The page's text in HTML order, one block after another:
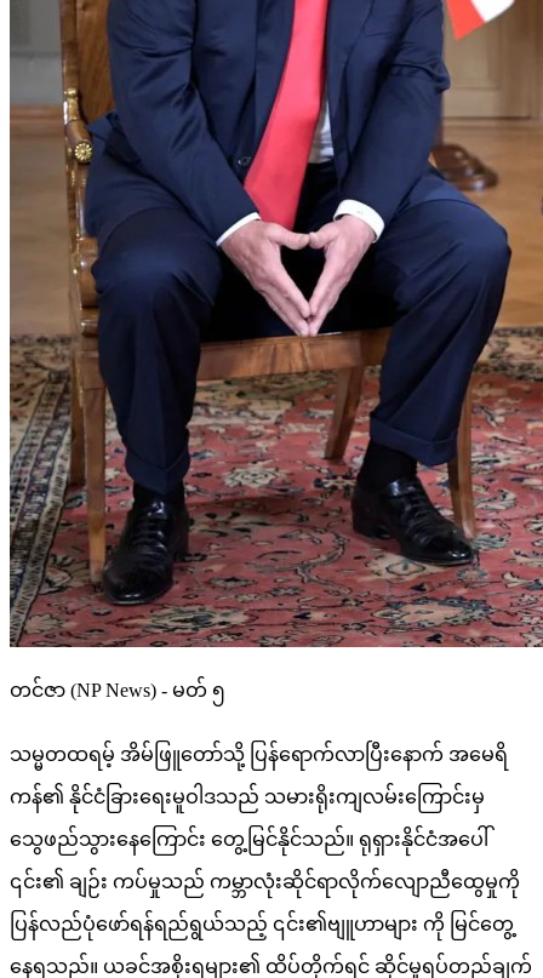
တင်ဇာ (NP News) - မတ် ၅
သမ္မတထရမ့် အိမ်ဖြူတော်သို့ ပြန်ရောက်လာပြီးနောက် အမေရိ
ကန်၏ နိုင်ငံခြားရေးမူဝါဒသည် သမားရိုးကျလမ်းကြောင်းမှ
သွေဖည်သွားနေကြောင်း တွေ့မြင်နိုင်သည်။ ရုရှားနိုင်ငံအပေါ်
၎င်း၏ ချဉ်း ကပ်မှုသည် ကမ္ဘာလုံးဆိုင်ရာလိုက်လျောညီထွေမှုကို
ပြန်လည်ပုံဖော်ရန်ရည်ရွယ်သည့် ၎င်း၏ဗျူဟာများ ကို မြင်တွေ့
နေရသည်။ ယခင်အစိုးရများ၏ ထိပ်တိုက်ရင် ဆိုင်မှုရပ်တည်ချက်